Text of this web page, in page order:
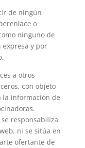
de ningún
o
ninguno de
expresa y por
a otros
con objeto
la información de
responsabiliza
ni se sitúa en
ofertante de